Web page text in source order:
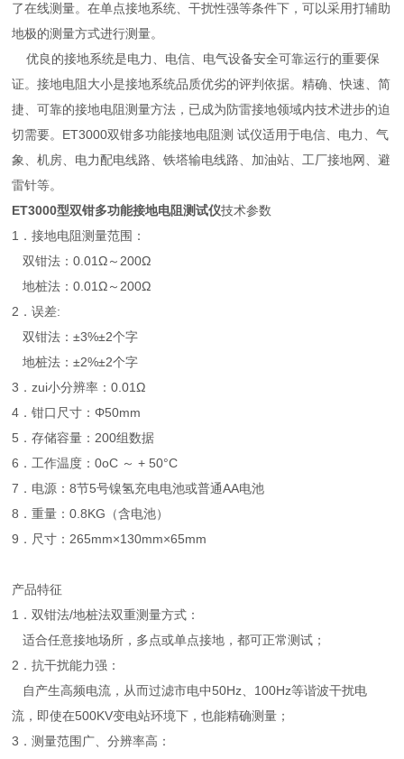
了在线测量。在单点接地系统、干扰性强等条件下，可以采用打辅助
地极的测量方式进行测量。
优良的接地系统是电力、电信、电气设备安全可靠运行的重要保
证。接地电阻大小是接地系统品质优劣的评判依据。精确、快速、简
捷、可靠的接地电阻测量方法，已成为防雷接地领域内技术进步的迫
切需要。ET3000双钳多功能接地电阻测 试仪适用于电信、电力、气
象、机房、电力配电线路、铁塔输电线路、加油站、工厂接地网、避
雷针等。
ET3000型双钳多功能接地电阻测试仪技术参数
1．接地电阻测量范围：
双钳法：0.01Ω～200Ω
地桩法：0.01Ω～200Ω
2．误差:
双钳法：±3%±2个字
地桩法：±2%±2个字
3．zui小分辨率：0.01Ω
4．钳口尺寸：Φ50mm
5．存储容量：200组数据
6．工作温度：0oC ～ + 50°C
7．电源：8节5号镍氢充电电池或普通AA电池
8．重量：0.8KG（含电池）
9．尺寸：265mm×130mm×65mm
产品特征
1．双钳法/地桩法双重测量方式：
适合任意接地场所，多点或单点接地，都可正常测试；
2．抗干扰能力强：
自产生高频电流，从而过滤市电中50Hz、100Hz等谐波干扰电
流，即使在500KV变电站环境下，也能精确测量；
3．测量范围广、分辨率高：